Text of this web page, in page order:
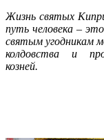
Жизнь святых
путь человека –
святым угодникам
колдовства и
козней.